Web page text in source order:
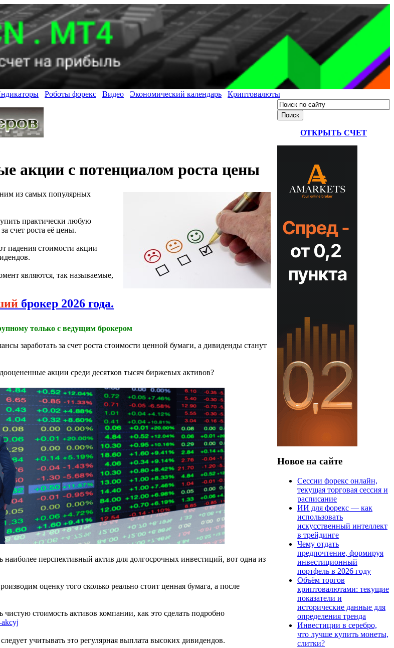
Роботы форекс Видео Экономический календарь Криптовалюты
акции с потенциалом роста цены
из самых популярных
практически любую
счет роста её цены.
падения стоимости акции
являются, так называемые,
брокер 2026 года.
только с ведущим брокером
заработать за счет роста стоимости ценной бумаги, а дивиденды станут
акции среди десятков тысяч биржевых активов?
перспективный актив для долгосрочных инвестиций, вот одна из
оценку того сколько реально стоит ценная бумага, а после
стоимость активов компании, как это сделать подробно
учитывать это регулярная выплата высоких дивидендов.
ОТКРЫТЬ СЧЕТ
Новое на сайте
Сессии форекс онлайн,
текущая торговая сессия и
расписание
ИИ для форекс — как
использовать
искусственный интеллект
в трейдинге
Чему отдать
предпочтение, формируя
инвестиционный
портфель в 2026 году
Объём торгов
криптовалютами: текущие
показатели и
исторические данные для
определения тренда
Инвестиции в серебро,
что лучше купить монеты,
слитки?